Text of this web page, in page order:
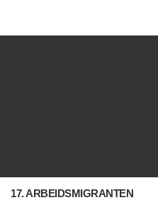
17. ARBEIDSMIGRANTEN